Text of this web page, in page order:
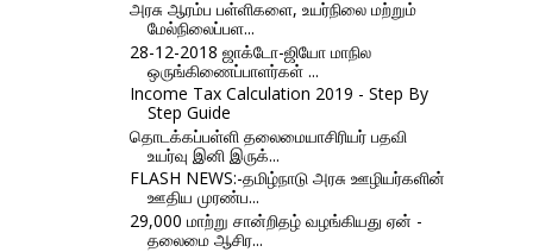
அரசு ஆரம்ப பள்ளிகளை, உயர்நிலை மற்றும்
மேல்நிலைப்பள...
28-12-2018 ஜாக்டோ-ஜியோ மாநில
ஒருங்கிணைப்பாளர்கள் ...
Income Tax Calculation 2019 - Step By
Step Guide
தொடக்கப்பள்ளி தலைமையாசிரியர் பதவி
உயர்வு இனி இருக்...
FLASH NEWS:-தமிழ்நாடு அரசு ஊழியர்களின்
ஊதிய முரண்ப...
29,000 மாற்று சான்றிதழ் வழங்கியது ஏன் -
தலைமை ஆசிர...